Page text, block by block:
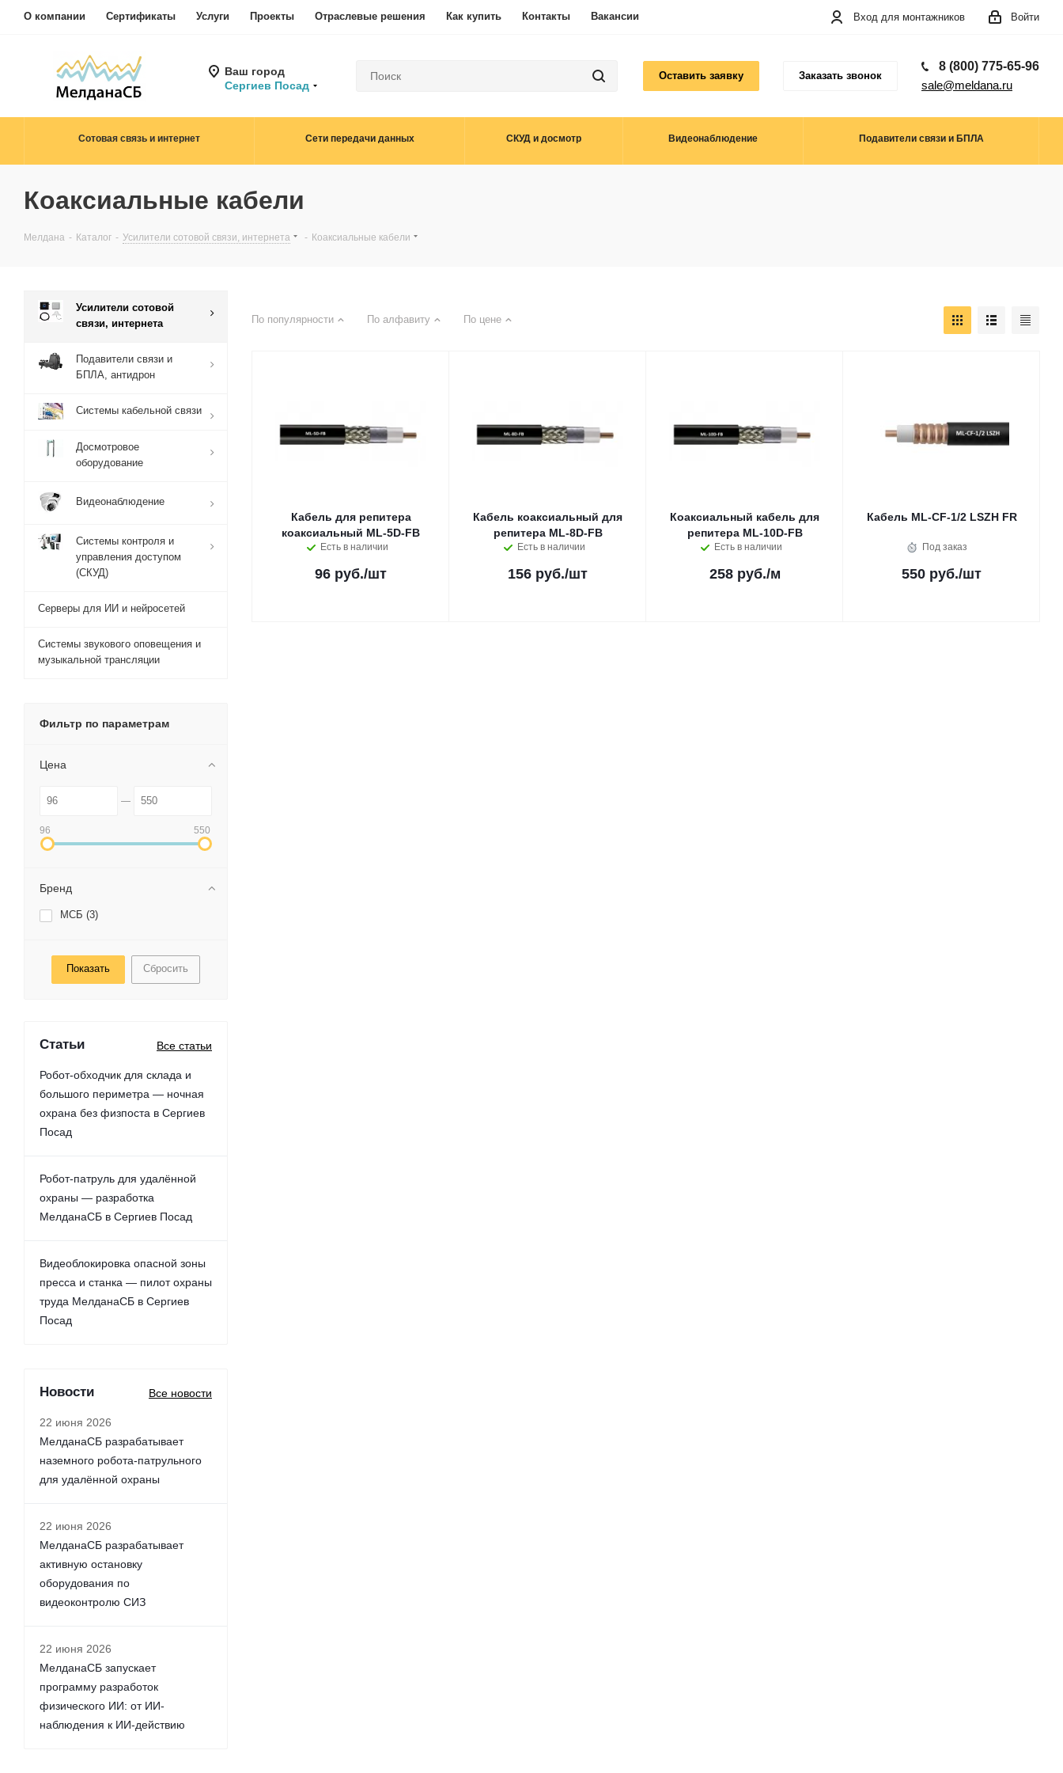
О компании Сертификаты Услуги Проекты Отраслевые решения Как купить Контакты Вакансии Войти
Вход для монтажников
Ваш город
Сергиев Посад
Оставить заявку Заказать звонок
8 (800) 775-65-96
sale@meldana.ru
Сотовая связь и интернет Сети передачи данных СКУД и досмотр Видеонаблюдение Подавители связи и БПЛА
Коаксиальные кабели
Мелдана - Каталог - Усилители сотовой связи, интернета - Коаксиальные кабели
По популярности По алфавиту По цене
Кабель для репитера
коаксиальный ML-5D-FB
Есть в наличии
96 руб./шт
Кабель коаксиальный для
репитера ML-8D-FB
Есть в наличии
156 руб./шт
Коаксиальный кабель для
репитера ML-10D-FB
Есть в наличии
258 руб./м
Кабель ML-CF-1/2 LSZH FR
Под заказ
550 руб./шт
Усилители сотовой
связи, интернета
Подавители связи и
БПЛА, антидрон
Системы кабельной связи
Досмотровое
оборудование
Видеонаблюдение
Системы контроля и
управления доступом
(СКУД)
Серверы для ИИ и нейросетей
Системы звукового оповещения и
музыкальной трансляции
Фильтр по параметрам
Цена
96 550
Бренд
МСБ (3)
Сбросить
Статьи Все статьи
Робот-обходчик для склада и
большого периметра — ночная
охрана без физпоста в Сергиев
Посад
Робот-патруль для удалённой
охраны — разработка
МелданаСБ в Сергиев Посад
Видеоблокировка опасной зоны
пресса и станка — пилот охраны
труда МелданаСБ в Сергиев
Посад
Новости Все новости
22 июня 2026
МелданаСБ разрабатывает
наземного робота-патрульного
для удалённой охраны
22 июня 2026
МелданаСБ разрабатывает
активную остановку
оборудования по
видеоконтролю СИЗ
22 июня 2026
МелданаСБ запускает
программу разработок
физического ИИ: от ИИ-
наблюдения к ИИ-действию